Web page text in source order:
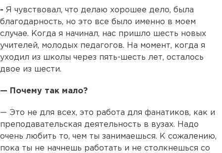
- Я чувствовал, что делаю хорошее дело, была
благодарность, но это все было именно в моем
случае. Когда я начинал, нас пришло шесть новых
учителей, молодых педагогов. На момент, когда я
уходил из школы через пять-шесть лет, осталось
двое из шести.
— Почему так мало?
— Это не для всех, это работа для фанатиков, как и
преподавательская деятельность в вузах. Надо
очень любить то, чем ты занимаешься. К сожалению,
пока ты не начнешь работать и не столкнешься со